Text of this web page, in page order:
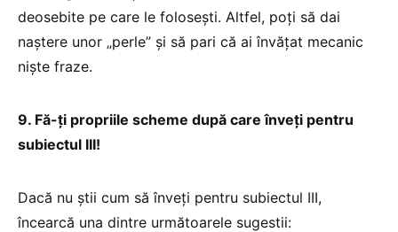
deosebite pe care le foloseşti. Altfel, poţi să dai
naştere unor „perle” şi să pari că ai învăţat mecanic
nişte fraze.
9. Fă-ţi propriile scheme după care înveţi pentru
subiectul III!
Dacă nu ştii cum să înveţi pentru subiectul III,
încearcă una dintre următoarele sugestii: